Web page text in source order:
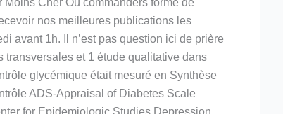
nos meilleures publications les
avant 1h. Il n’est pas question ici de prière
et 1 étude qualitative dans
glycémique était mesuré en Synthèse
ADS-Appraisal of Diabetes Scale
for Epidemiologic Studies Depression